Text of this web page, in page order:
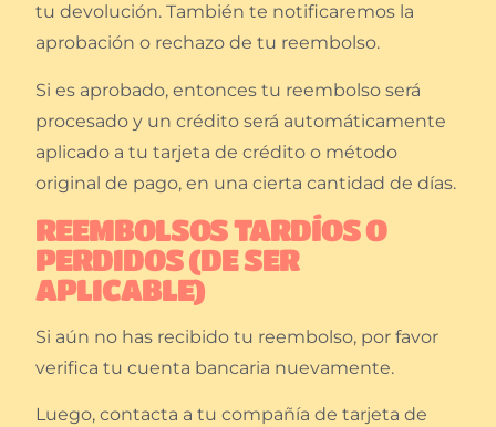
tu devolución. También te notificaremos la
aprobación o rechazo de tu reembolso.
Si es aprobado, entonces tu reembolso será
procesado y un crédito será automáticamente
aplicado a tu tarjeta de crédito o método
original de pago, en una cierta cantidad de días.
REEMBOLSOS TARDÍOS O
PERDIDOS (DE SER
APLICABLE)
Si aún no has recibido tu reembolso, por favor
verifica tu cuenta bancaria nuevamente.
Luego, contacta a tu compañía de tarjeta de